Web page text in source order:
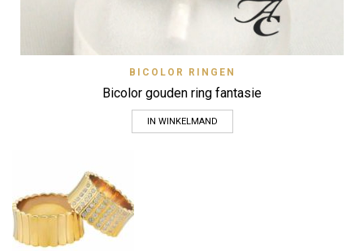
BICOLOR RINGEN
Bicolor gouden ring fantasie
IN WINKELMAND